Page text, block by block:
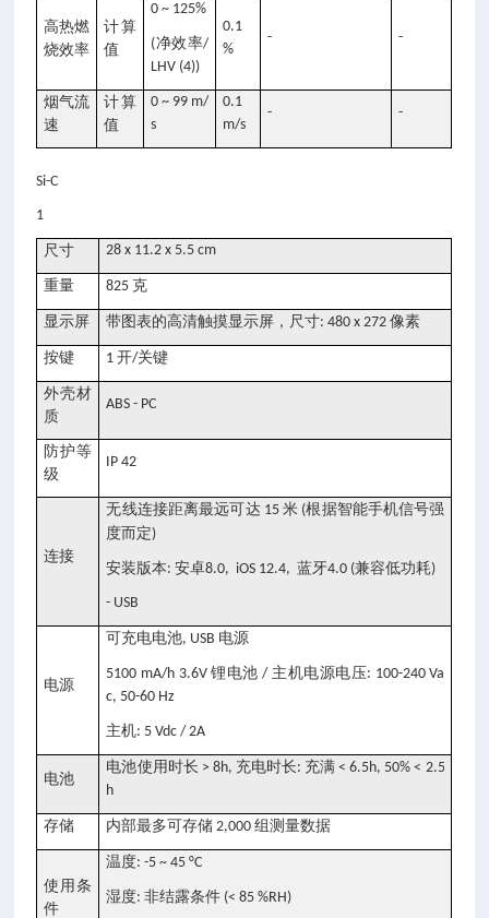
高热燃
烧效率
计算
值
0 ~ 125%
(净效率/
LHV (4))
0.1
%
- -
烟气流
速
计算
值
0 ~ 99 m/
s
0.1
m/s
- -
Si-C
1
尺寸 28 x 11.2 x 5.5 cm
重量 825 克
显示屏 带图表的高清触摸显示屏，尺寸: 480 x 272像素
按键 1开/关键
外壳材
质
ABS - PC
防护等
级
IP 42
连接
无线连接距离最远可达 15米 (根据智能手机信号强
度而定)
安装版本:安卓8.0, iOS 12.4,蓝牙4.0 (兼容低功耗)
- USB
电源
可充电电池, USB 电源
5100 mA/h 3.6V锂电池 / 主机电源电压: 100-240 Va
c, 50-60 Hz
主机: 5 Vdc / 2A
电池
电池使用时长 > 8h, 充电时长: 充满 < 6.5h, 50% < 2.5
h
存储 内部最多可存储 2,000组测量数据
使用条
件
温度: -5 ~ 45 °C
湿度:非结露条件 (< 85 %RH)